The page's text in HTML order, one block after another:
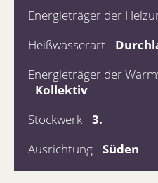
Energieträger der
Heißwasserart
Energieträger der
Kollektiv
Stockwerk
3.
Ausrichtung
Süden